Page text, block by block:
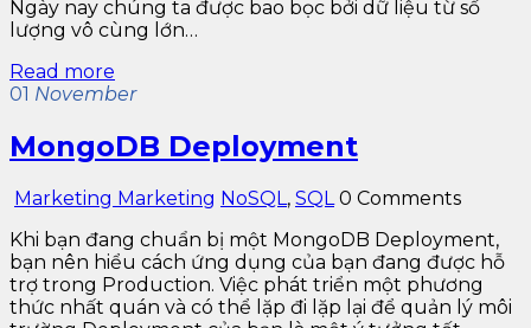
Ngày nay chúng ta được bao bọc bởi dữ liệu từ số
lượng vô cùng lớn…
Read more
01 November
MongoDB Deployment
Marketing Marketing NoSQL, SQL0 Comments
Khi bạn đang chuẩn bị một MongoDB Deployment,
bạn nên hiểu cách ứng dụng của bạn đang được hỗ
trợ trong Production. Việc phát triển một phương
thức nhất quán và có thể lặp đi lặp lại để quản lý môi